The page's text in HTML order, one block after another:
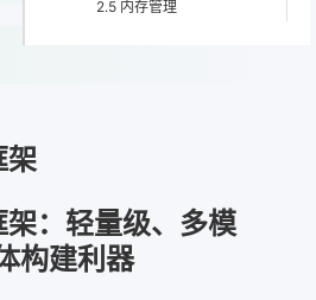
：轻量级、多模
构建利器
2.5 内存管理
请稍后重试
确定
制弹框内信息